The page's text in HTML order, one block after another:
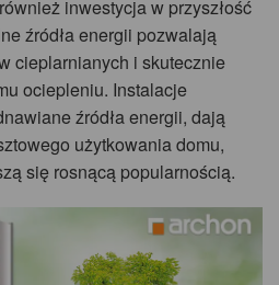
inwestycja w przyszłość
źródła energii pozwalają
cieplarnianych i skutecznie
ociepleniu. Instalacje
źródła energii, dają
użytkowania domu,
się rosnącą popularnością.